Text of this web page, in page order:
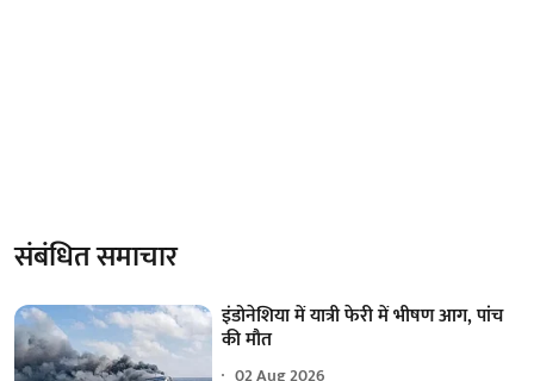
संबंधित समाचार
इंडोनेशिया में यात्री फेरी में भीषण आग, पांच
की मौत